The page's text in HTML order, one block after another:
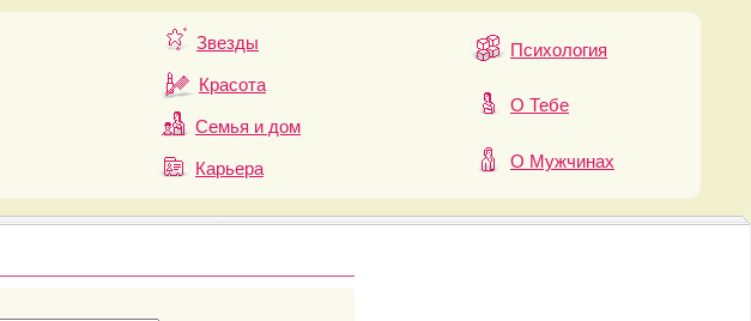
Звезды
Красота
Семья и дом
Карьера
Психология
О Тебе
О Мужчинах